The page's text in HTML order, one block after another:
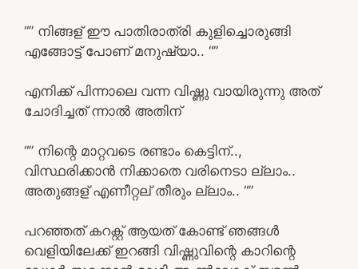
“” നിങ്ങള് ഈ പാതിരാത്രി കുളിച്ചൊരുങ്ങി
എങ്ങോട്ട് പോണ് മനുഷ്യാ.. “”
എനിക്ക് പിന്നാലെ വന്ന വിഷ്ണു വായിരുന്നു അത്
ചോദിച്ചത് ന്നാൽ അതിന്
“” നിന്റെ മാറ്റവടെ രണ്ടാം കെട്ടിന്..,
വിസ്ഥരിക്കാൻ നിക്കാതെ വരിനെടാ ല്ലാം..
അതുങ്ങള് എണീറ്റല് തീരും ല്ലാം.. “”
പറഞ്ഞത് കറക്റ്റ് ആയത് കോണ്ട് ഞങ്ങൾ
വെളിയിലേക്ക് ഇറങ്ങി വിഷ്ണുവിന്റെ കാറിന്റെ